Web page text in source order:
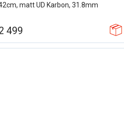
matt UD Karbon, 31.8mm
499